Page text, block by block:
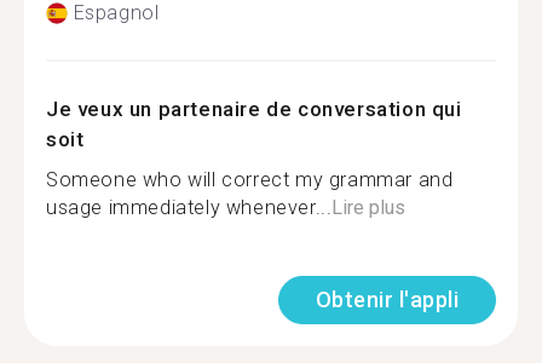
Espagnol
Je veux un partenaire de conversation qui
soit
Someone who will correct my grammar and
usage immediately whenever...Lire plus
Obtenir l'appli